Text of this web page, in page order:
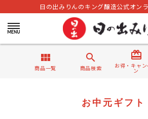
日の出みりんのキング醸造公式オン
view_module
商品一覧
search
商品検索
card_giftcard
お得・キャン
ン
お中元ギフト